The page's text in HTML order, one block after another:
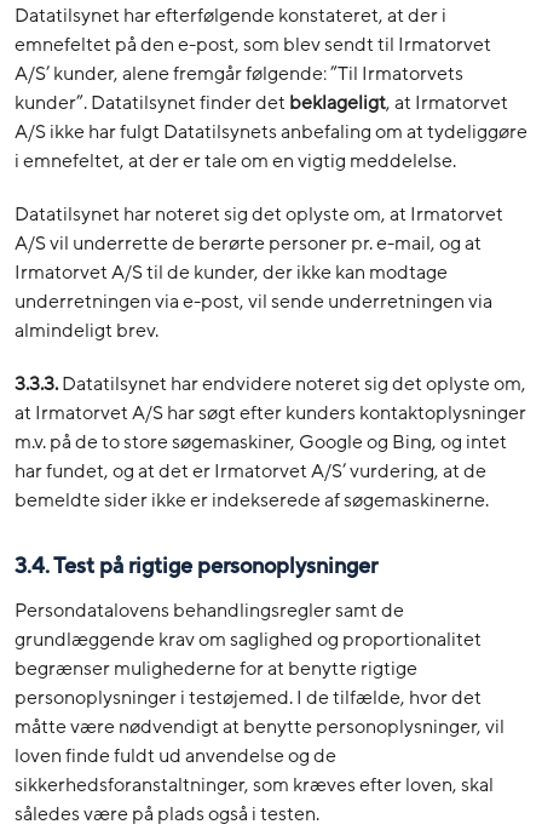
Datatilsynet har efterfølgende konstateret, at der i
emnefeltet på den e-post, som blev sendt til Irmatorvet
A/S’ kunder, alene fremgår følgende: ”Til Irmatorvets
kunder”. Datatilsynet finder det beklageligt, at Irmatorvet
A/S ikke har fulgt Datatilsynets anbefaling om at tydeliggøre
i emnefeltet, at der er tale om en vigtig meddelelse.
Datatilsynet har noteret sig det oplyste om, at Irmatorvet
A/S vil underrette de berørte personer pr. e-mail, og at
Irmatorvet A/S til de kunder, der ikke kan modtage
underretningen via e-post, vil sende underretningen via
almindeligt brev.
3.3.3.Datatilsynet har endvidere noteret sig det oplyste om,
at Irmatorvet A/S har søgt efter kunders kontaktoplysninger
m.v. på de to store søgemaskiner, Google og Bing, og intet
har fundet, og at det er Irmatorvet A/S’ vurdering, at de
bemeldte sider ikke er indekserede af søgemaskinerne.
3.4. Test på rigtige personoplysninger
Persondatalovens behandlingsregler samt de
grundlæggende krav om saglighed og proportionalitet
begrænser mulighederne for at benytte rigtige
personoplysninger i testøjemed. I de tilfælde, hvor det
måtte være nødvendigt at benytte personoplysninger, vil
loven finde fuldt ud anvendelse og de
sikkerhedsforanstaltninger, som kræves efter loven, skal
således være på plads også i testen.